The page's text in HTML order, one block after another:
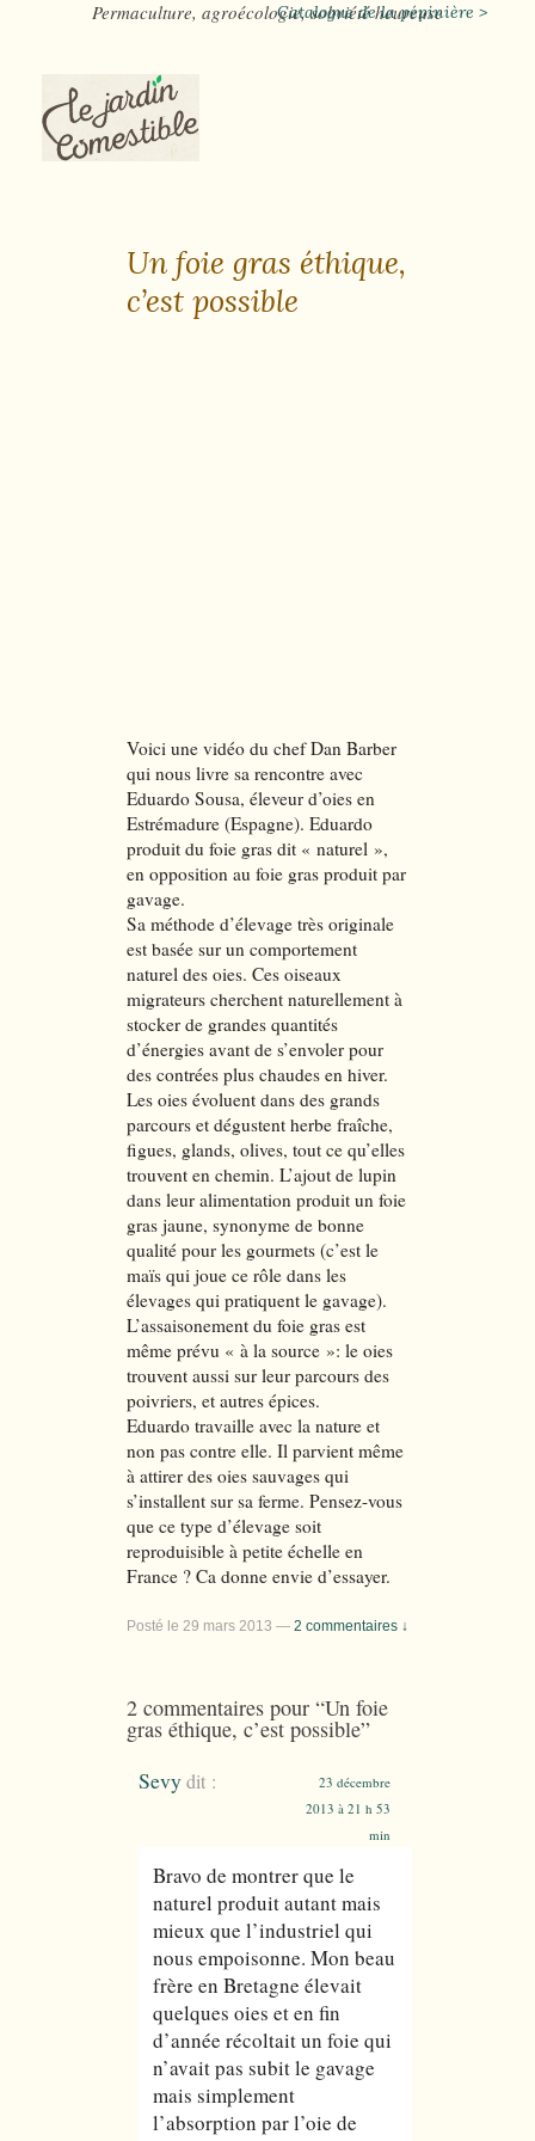
Permaculture, agroécologie, sobriété heureuse
Catalogue de la pépinière >
Un foie gras éthique,
c’est possible
Voici une vidéo du chef Dan Barber
qui nous livre sa rencontre avec
Eduardo Sousa, éleveur d’oies en
Estrémadure (Espagne). Eduardo
produit du foie gras dit « naturel »,
en opposition au foie gras produit par
gavage.
Sa méthode d’élevage très originale
est basée sur un comportement
naturel des oies. Ces oiseaux
migrateurs cherchent naturellement à
stocker de grandes quantités
d’énergies avant de s’envoler pour
des contrées plus chaudes en hiver.
Les oies évoluent dans des grands
parcours et dégustent herbe fraîche,
figues, glands, olives, tout ce qu’elles
trouvent en chemin. L’ajout de lupin
dans leur alimentation produit un foie
gras jaune, synonyme de bonne
qualité pour les gourmets (c’est le
maïs qui joue ce rôle dans les
élevages qui pratiquent le gavage).
L’assaisonement du foie gras est
même prévu « à la source »: le oies
trouvent aussi sur leur parcours des
poivriers, et autres épices.
Eduardo travaille avec la nature et
non pas contre elle. Il parvient même
à attirer des oies sauvages qui
s’installent sur sa ferme. Pensez-vous
que ce type d’élevage soit
reproduisible à petite échelle en
France ? Ca donne envie d’essayer.
Posté le 29 mars 2013 — 2 commentaires ↓
2 commentaires pour “Un foie
gras éthique, c’est possible”
Sevydit :
23 décembre
2013 à 21 h 53
min
Bravo de montrer que le
naturel produit autant mais
mieux que l’industriel qui
nous empoisonne. Mon beau
frère en Bretagne élevait
quelques oies et en fin
d’année récoltait un foie qui
n’avait pas subit le gavage
mais simplement
l’absorption par l’oie de